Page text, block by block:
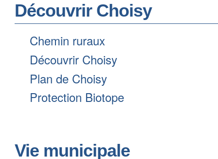
Découvrir Choisy
Chemin ruraux
Découvrir Choisy
Plan de Choisy
Protection Biotope
Vie municipale